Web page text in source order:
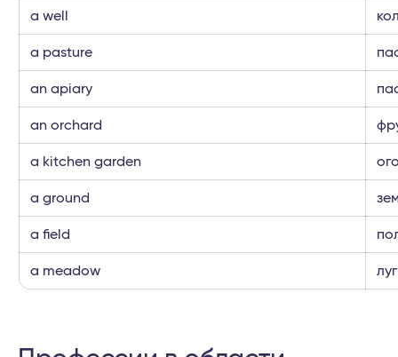
a well
a pasture
an apiary
an orchard
a kitchen garden
a ground
a field
a meadow луг